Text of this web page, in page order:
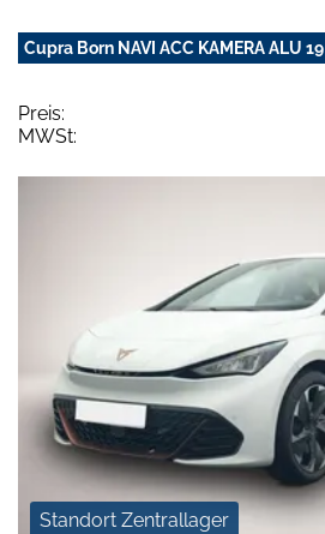
Cupra Born NAVI ACC KAMERA ALU 19
Preis:
MWSt:
Standort Zentrallager